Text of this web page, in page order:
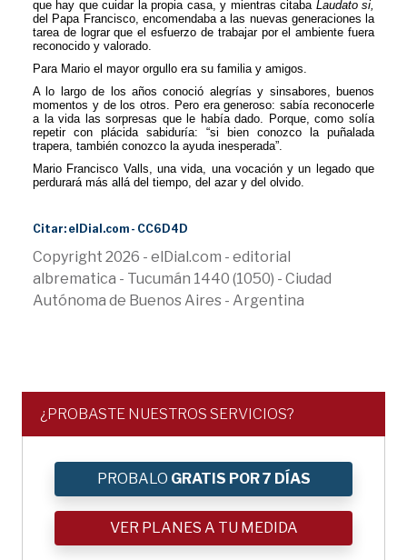
que hay que cuidar la propia casa, y mientras citaba Laudato si,
del Papa Francisco, encomendaba a las nuevas generaciones la
tarea de lograr que el esfuerzo de trabajar por el ambiente fuera
reconocido y valorado.
Para Mario el mayor orgullo era su familia y amigos.
A lo largo de los años conoció alegrías y sinsabores, buenos
momentos y de los otros. Pero era generoso: sabía reconocerle
a la vida las sorpresas que le había dado. Porque, como solía
repetir con plácida sabiduría: “si bien conozco la puñalada
trapera, también conozco la ayuda inesperada”.
Mario Francisco Valls, una vida, una vocación y un legado que
perdurará más allá del tiempo, del azar y del olvido.
Citar: elDial.com - CC6D4D
Copyright 2026 - elDial.com - editorial
albrematica - Tucumán 1440 (1050) - Ciudad
Autónoma de Buenos Aires - Argentina
¿PROBASTE NUESTROS SERVICIOS?
PROBALO GRATIS POR 7 DÍAS
VER PLANES A TU MEDIDA